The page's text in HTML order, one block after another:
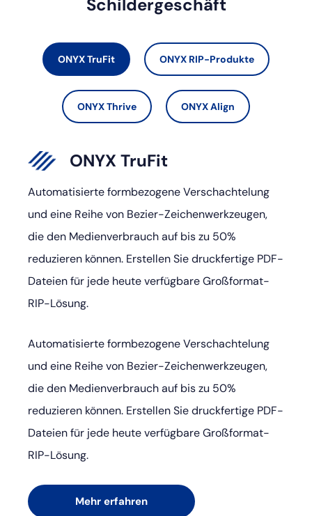
Schildergeschäft
ONYX TruFit ONYX RIP-Produkte
ONYX Thrive ONYX Align
ONYX TruFit
Automatisierte formbezogene Verschachtelung
und eine Reihe von Bezier-Zeichenwerkzeugen,
die den Medienverbrauch auf bis zu 50%
reduzieren können. Erstellen Sie druckfertige PDF-
Dateien für jede heute verfügbare Großformat-
RIP-Lösung.
Automatisierte formbezogene Verschachtelung
und eine Reihe von Bezier-Zeichenwerkzeugen,
die den Medienverbrauch auf bis zu 50%
reduzieren können. Erstellen Sie druckfertige PDF-
Dateien für jede heute verfügbare Großformat-
RIP-Lösung.
Mehr erfahren